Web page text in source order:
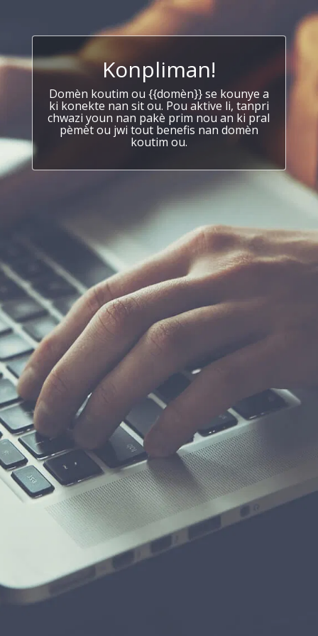
Konpliman!
Domèn koutim ou {{domèn}} se kounye a
ki konekte nan sit ou. Pou aktive li, tanpri
chwazi youn nan pakè prim nou an ki pral
pèmèt ou jwi tout benefis nan domèn
koutim ou.